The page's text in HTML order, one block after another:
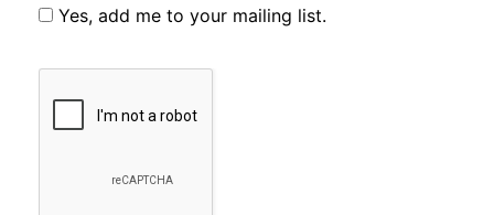
Yes, add me to your mailing list.